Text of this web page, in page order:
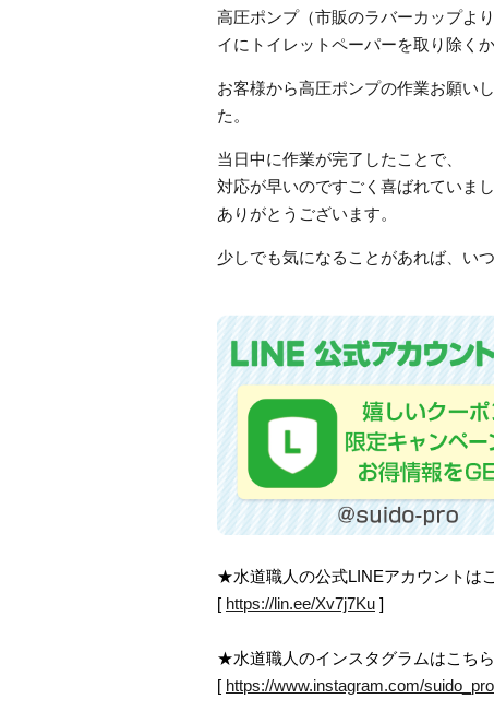
高圧ポンプ（市販のラバーカップよ
イにトイレットペーパーを取り除く
お客様から高圧ポンプの作業お願い
た。
当日中に作業が完了したことで、
対応が早いのですごく喜ばれていま
ありがとうございます。
少しでも気になることがあれば、い
★水道職人の公式LINEアカウントは
[ https://lin.ee/Xv7j7Ku ]
★水道職人のインスタグラムはこちら
[ https://www.instagram.com/